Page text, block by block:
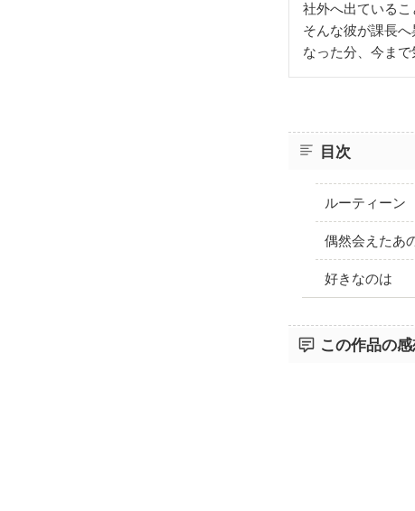
社外へ出ている
そんな彼が課長
なった分、今まで
目次
ルーティーン
偶然会えたあ
好きなのは
この作品の